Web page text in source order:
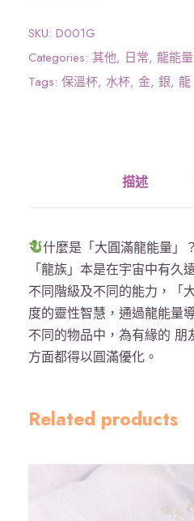
滿
龍
能
淨
化
，
龍
能
量
加
SKU: D001G
Categories: 其他, 日常, 龍能量
Tags: 保溫杯, 水杯, 金, 銀, 龍
描述
什麼是「大圓滿龍能量」？
「龍族」本是在宇宙中有久
不同階級及不同的能力，「
度的靈性智慧，通過龍能量
不同的物品中，為有緣的
方面都得以圓滿優化。
Related products